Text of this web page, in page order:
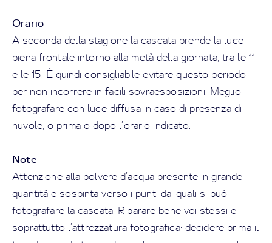
Orario
A seconda della stagione la cascata prende la luce
piena frontale intorno alla metà della giornata, tra le 11
e le 15. È quindi consigliabile evitare questo periodo
per non incorrere in facili sovraesposizioni. Meglio
fotografare con luce diffusa in caso di presenza di
nuvole, o prima o dopo l’orario indicato.
Note
Attenzione alla polvere d’acqua presente in grande
quantità e sospinta verso i punti dai quali si può
fotografare la cascata. Riparare bene voi stessi e
soprattutto l’attrezzatura fotografica: decidere prima il